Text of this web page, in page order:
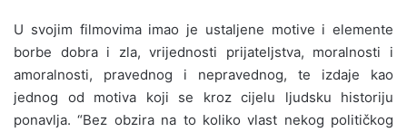
U svojim filmovima imao je ustaljene motive i elemente
borbe dobra i zla, vrijednosti prijateljstva, moralnosti i
amoralnosti, pravednog i nepravednog, te izdaje kao
jednog od motiva koji se kroz cijelu ljudsku historiju
ponavlja. “Bez obzira na to koliko vlast nekog političkog